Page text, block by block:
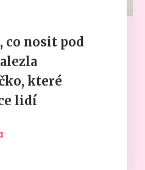
co nosit pod
které
lidí